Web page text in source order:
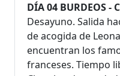
DÍA 04 BURDEOS -
Desayuno. Salida
de acogida de
encuentran los
franceses. Tiempo